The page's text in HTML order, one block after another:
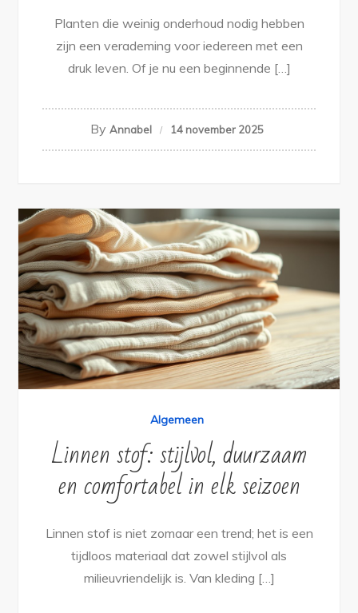
Planten die weinig onderhoud nodig hebben
zijn een verademing voor iedereen met een
druk leven. Of je nu een beginnende […]
By Annabel 14 november 2025
Algemeen
Linnen stof: stijlvol, duurzaam
en comfortabel in elk seizoen
Linnen stof is niet zomaar een trend; het is een
tijdloos materiaal dat zowel stijlvol als
milieuvriendelijk is. Van kleding […]